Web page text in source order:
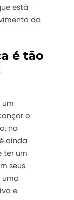
está
da
é tão
um
o
na
ainda
ter um
seus
uma
e